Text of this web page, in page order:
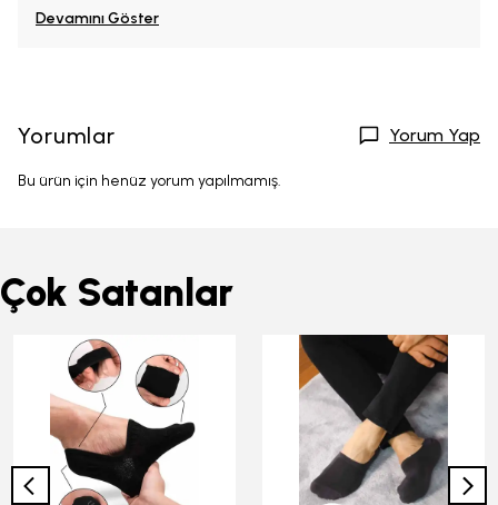
Devamını Göster
Yorumlar Yorum Yap
Bu ürün için henüz yorum yapılmamış.
Çok Satanlar